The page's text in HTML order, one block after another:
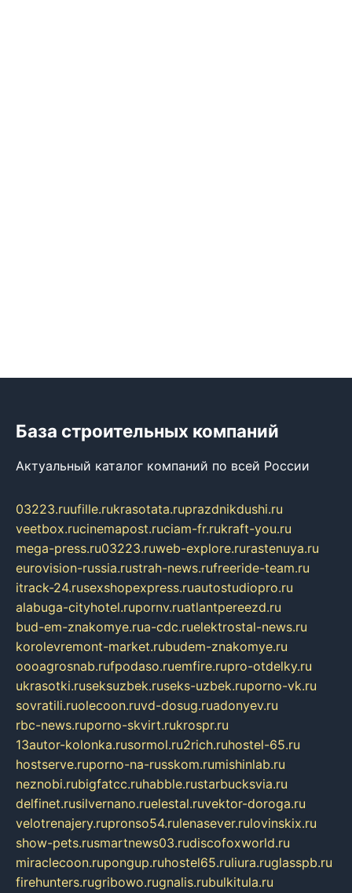
База строительных компаний
Актуальный каталог компаний по всей России
03223.ruufille.rukrasotata.ruprazdnikdushi.ru
veetbox.rucinemapost.ruciam-fr.rukraft-you.ru
mega-press.ru03223.ruweb-explore.rurastenuya.ru
eurovision-russia.rustrah-news.rufreeride-team.ru
itrack-24.rusexshopexpress.ruautostudiopro.ru
alabuga-cityhotel.rupornv.ruatlantpereezd.ru
bud-em-znakomye.rua-cdc.ruelektrostal-news.ru
korolevremont-market.rubudem-znakomye.ru
oooagrosnab.rufpodaso.ruemfire.rupro-otdelky.ru
ukrasotki.ruseksuzbek.ruseks-uzbek.ruporno-vk.ru
sovratili.ruolecoon.ruvd-dosug.ruadonyev.ru
rbc-news.ruporno-skvirt.rukrospr.ru
13autor-kolonka.rusormol.ru2rich.ruhostel-65.ru
hostserve.ruporno-na-russkom.rumishinlab.ru
neznobi.rubigfatcc.ruhabble.rustarbucksvia.ru
delfinet.rusilvernano.ruelestal.ruvektor-doroga.ru
velotrenajery.rupronso54.rulenasever.rulovinskix.ru
show-pets.rusmartnews03.rudiscofoxworld.ru
miraclecoon.rupongup.ruhostel65.ruliura.ruglasspb.ru
firehunters.rugribowo.rugnalis.rubulkitula.ru